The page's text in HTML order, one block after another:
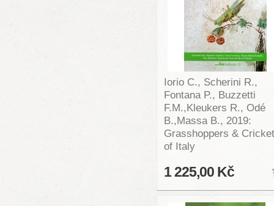
Iorio C., Scherini R.,
Fontana P., Buzzetti
F.M.,Kleukers R., Odé
B.,Massa B., 2019:
Grasshoppers &
of Italy
1 225,00 Kč